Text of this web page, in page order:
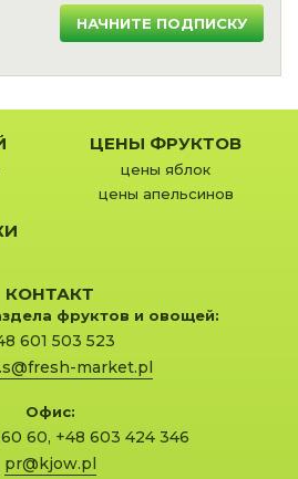
НАЧНИТЕ ПОДПИСКУ
ЦЕНЫ ФРУКТОВ
цены яблок
цены апельсинов
КОНТАКТ
фруктов и овощей:
601 503 523
market.pl
Офис:
60, +48 603 424 346
pr@kjow.pl